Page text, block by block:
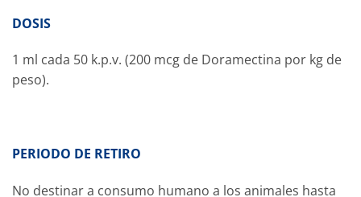
DOSIS
1 ml cada 50 k.p.v. (200 mcg de Doramectina por kg de
peso).
PERIODO DE RETIRO
No destinar a consumo humano a los animales hasta